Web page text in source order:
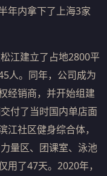
年内拿下了上海3家
江建立了占地2800平
人。同年，公司成为
经销商，并开始组建
付了当时国内单店面
社区健身综合体，
量区、团课室、泳池
用了47天。2020年，